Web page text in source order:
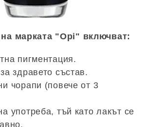
марката "Opi" включват:
пигментация.
здравето състав.
чорапи (повече от 3
употреба, тъй като лакът се